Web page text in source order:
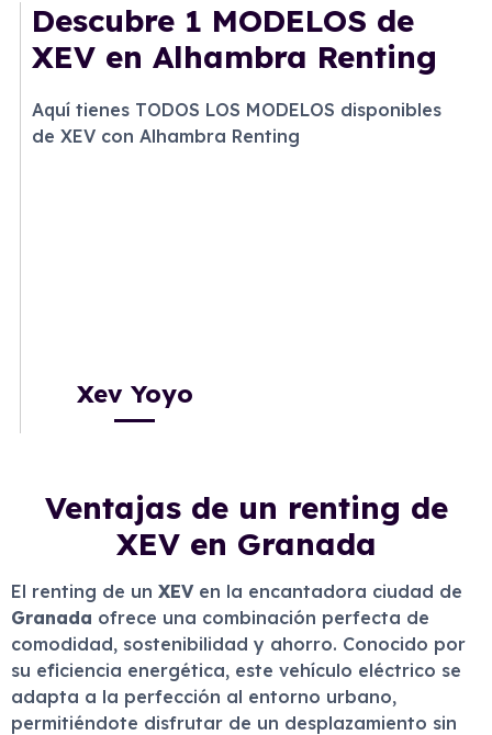
Descubre 1 MODELOS de
XEV en Alhambra Renting
Aquí tienes TODOS LOS MODELOS disponibles
de XEV con Alhambra Renting
Xev Yoyo
Ventajas de un renting de
XEV en Granada
El renting de un XEVen la encantadora ciudad de
Granada ofrece una combinación perfecta de
comodidad, sostenibilidad y ahorro. Conocido por
su eficiencia energética, este vehículo eléctrico se
adapta a la perfección al entorno urbano,
permitiéndote disfrutar de un desplazamiento sin